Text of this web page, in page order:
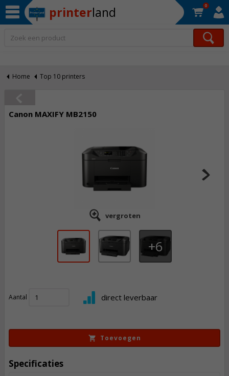
printerland 0
Home Top 10 printers
Canon MAXIFY MB2150
vergroten
6
Aantal direct leverbaar
Toevoegen
Specificaties